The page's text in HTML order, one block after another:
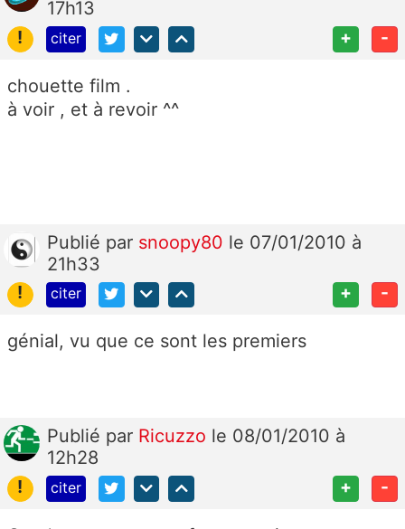
17h13
!
citer + -
chouette film .
à voir , et à revoir ^^
Publié par snoopy80 le 07/01/2010 à
21h33
!
citer + -
génial, vu que ce sont les premiers
Publié par Ricuzzo le 08/01/2010 à
12h28
!
citer + -